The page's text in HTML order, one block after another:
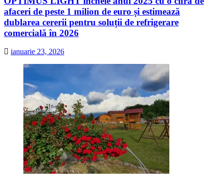
afaceri de peste 1 milion de euro și estimează
dublarea cererii pentru soluții de refrigerare
comercială în 2026
ianuarie 23, 2026